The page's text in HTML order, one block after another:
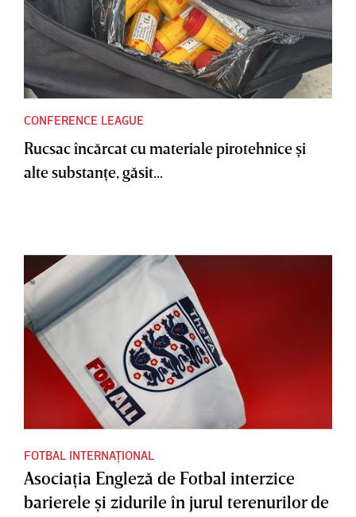
CONFERENCE LEAGUE
Rucsac încărcat cu materiale pirotehnice şi
alte substanţe, găsit...
FOTBAL INTERNAȚIONAL
Asociaţia Engleză de Fotbal interzice
barierele şi zidurile în jurul terenurilor de